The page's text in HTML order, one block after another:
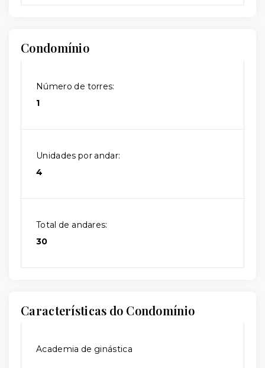
Condomínio
Número de torres:
1
Unidades por andar:
4
Total de andares:
30
Características do Condomínio
Academia de ginástica